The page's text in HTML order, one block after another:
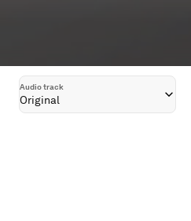
Audio track
Original